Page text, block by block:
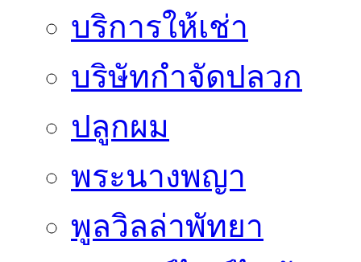
บริการให้เช่า
บริษัทกำจัดปลวก
ปลูกผม
พระนางพญา
พูลวิลล่าพัทยา